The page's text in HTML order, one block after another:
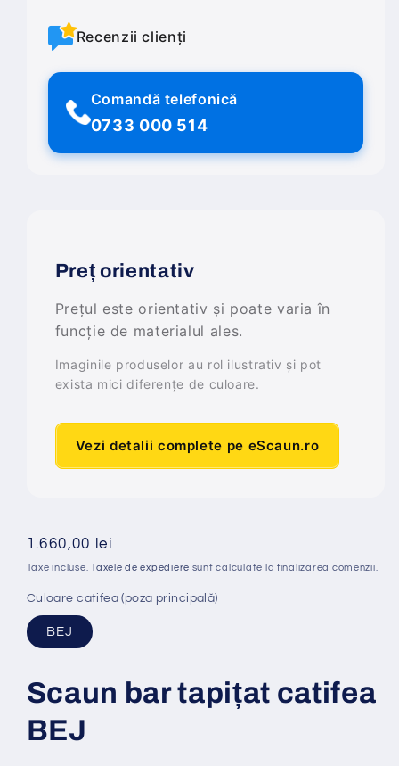
Recenzii clienți
Comandă telefonică
0733 000 514
Preț orientativ
Prețul este orientativ și poate varia în
funcție de materialul ales.
Imaginile produselor au rol ilustrativ și pot
exista mici diferențe de culoare.
Vezi detalii complete pe eScaun.ro
Preț
obișnuit
1.660,00 lei
Taxe incluse.Taxele de expediere sunt calculate la finalizarea comenzii.
Culoare catifea (poza principală)
BEJ
Scaun bar tapițat catifea
BEJ